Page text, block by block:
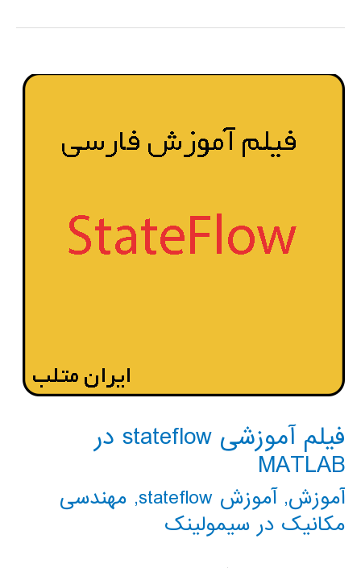
فیلم آموزشی stateflow در
MATLAB
آموزش,آموزش stateflow , مهندسی
مکانیک در سیمولینک